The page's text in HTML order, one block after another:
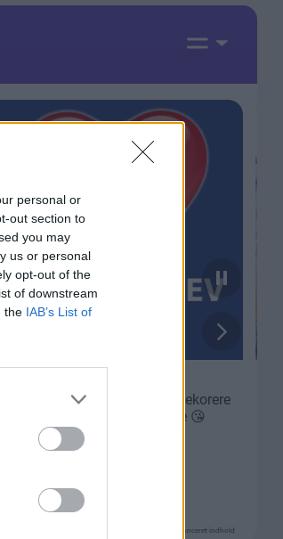
personal or
out section to
you may
us or personal
opt-out of the
of downstream
the IAB’s List of
Annonceret indhold